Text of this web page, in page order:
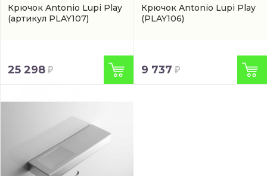
Крючок Antonio Lupi Play
(артикул PLAY107)
25 298
Крючок Antonio Lupi Play
(PLAY106)
9 737